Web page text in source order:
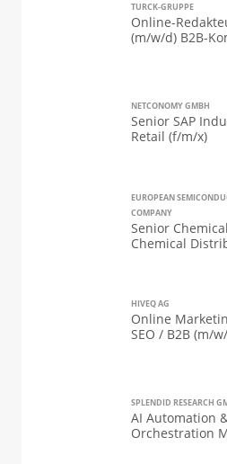
TURCK-GRUPPE
Online-
(m/w/d) B2B-
NETCONOMY GMBH
Senior SAP
Retail (f/m/x)
EUROPEAN
COMPANY
Senior
Chemical
HIVEQ AG
Online
SEO / B2B (m/
SPLENDID RESEARCH
AI Automation
Orchestration